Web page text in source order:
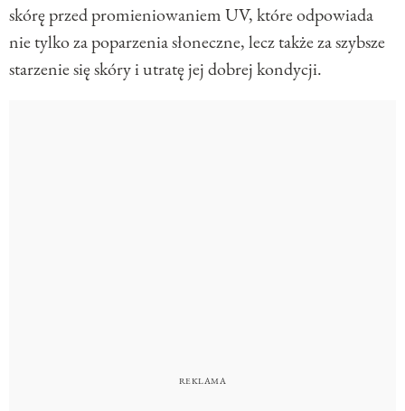
skórę przed promieniowaniem UV, które odpowiada
nie tylko za poparzenia słoneczne, lecz także za szybsze
starzenie się skóry i utratę jej dobrej kondycji.